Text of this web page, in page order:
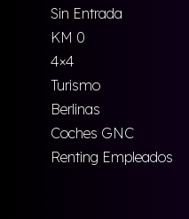
Sin Entrada
KM 0
4×4
Turismo
Berlinas
Coches GNC
Renting Empleados